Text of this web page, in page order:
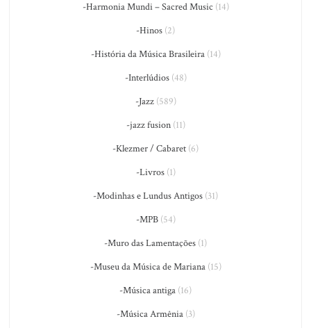
-Harmonia Mundi – Sacred Music (14)
-Hinos (2)
-História da Música Brasileira(14)
-Interlúdios(48)
-Jazz(589)
-jazz fusion(11)
-Klezmer / Cabaret (6)
-Livros(1)
-Modinhas e Lundus Antigos (31)
-MPB(54)
-Muro das Lamentações (1)
-Museu da Música de Mariana(15)
-Música antiga (16)
-Música Armênia(3)